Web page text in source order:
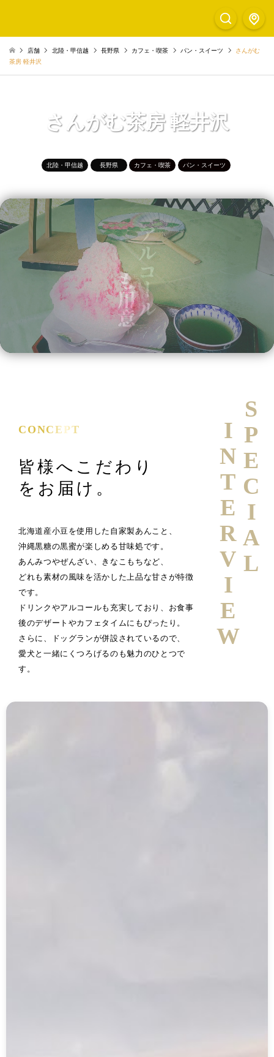
店舗 北陸・甲信越 長野県 カフェ・喫茶 パン・スイーツ
さんがむ
茶房 軽井沢
さんがむ茶房 軽井沢
北陸・甲信越 長野県 カフェ・喫茶 パン・スイーツ
CONCEPT
皆様へこだわり
をお届け。
北海道産小豆を使用した自家製あんこと、
沖縄黒糖の黒蜜が楽しめる甘味処です。
あんみつやぜんざい、きなこもちなど、
どれも素材の風味を活かした上品な甘さが特徴
です。
ドリンクやアルコールも充実しており、お食事
後のデザートやカフェタイムにもぴったり。
さらに、ドッグランが併設されているので、
愛犬と一緒にくつろげるのも魅力のひとつで
す。
SPECIAL
INTERVIEW